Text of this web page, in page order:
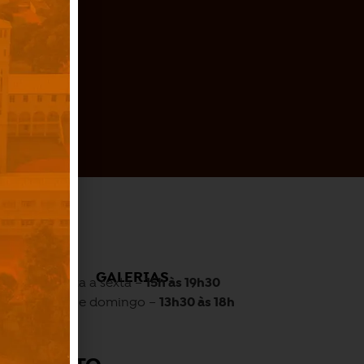
GALERIAS
Quarta a sexta –15h às 19h30
Sábado e domingo –13h30 às 18h